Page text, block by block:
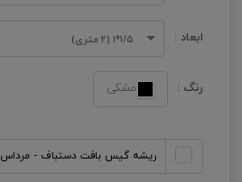
ابعاد : ۱/۵*۱ (۲ متری)
رنگ : مشکی
ریشه گیس بافت دستباف - مرداس